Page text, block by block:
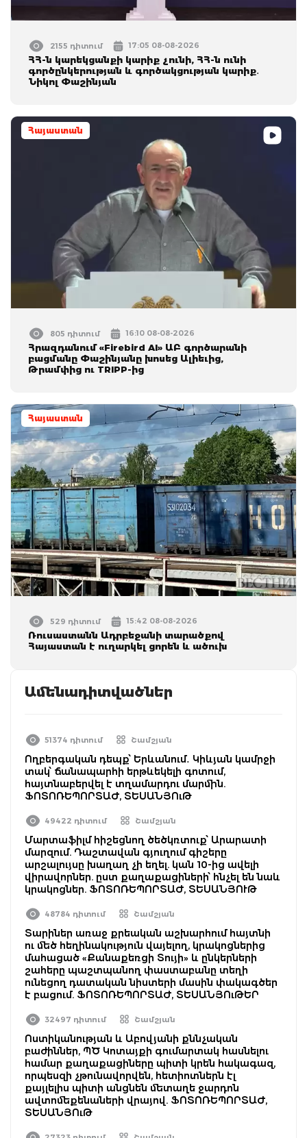
2155 դիտում 17:05 08-08-2026
ՀՀ-ն կարեկցանքի կարիք չունի, ՀՀ-ն ունի
գործընկերության և գործակցության կարիք․
Նիկոլ Փաշինյան
Հայաստան
805 դիտում 16:10 08-08-2026
Հրազդանում «Firebird AI» ԱԲ գործարանի
բացմանը Փաշինյանը խոսեց Ալիեւից,
Թրամփից ու TRIPP-ից
Հայաստան
529 դիտում 15:42 08-08-2026
Ռուսաստանն Ադրբեջանի տարածքով
Հայաստան է ուղարկել ցորեն և ածուխ
Ամենադիտվածներ
51374 դիտում Շամշյան
Ողբերգական դեպք՝ Երևանում․ Կիևյան կամրջի
տակ՝ ճանապարհի երթևեկելի գոտում,
հայտնաբերվել է տղամարդու մարմին.
ՖՈՏՈՌԵՊՈՐՏԱԺ, ՏԵՍԱՆՅՈւԹ
49422 դիտում Շամշյան
Մարտաֆիլմ հիշեցնող ծեծկռտուք՝ Արարատի
մարզում. Դաշտավան գյուղում գիշերը
արշալույսը խաղաղ չի եղել. կան 10-ից ավելի
վիրավորներ. ըստ քաղաքացիների՝ հնչել են նաև
կրակոցներ. ՖՈՏՈՌԵՊՈՐՏԱԺ, ՏԵՍԱՆՅՈՒԹ
48784 դիտում Շամշյան
Տարիներ առաջ քրեական աշխարհում հայտնի
ու մեծ հեղինակություն վայելող, կրակոցներից
մահացած «Քանաքեռցի Տույի» և ընկերների
շահերը պաշտպանող փաստաբանը տեղի
ունեցող դատական նիստերի մասին փակագծեր
է բացում. ՖՈՏՈՌԵՊՈՐՏԱԺ, ՏԵՍԱՆՅՈւԹԵՐ
32497 դիտում Շամշյան
Ոստիկանության և Աբովյանի քննչական
բաժիններ, ՊԾ Կոտայքի գումարտակ հասնելու
համար քաղաքացիները պիտի կրեն հակագազ,
որպեսզի չթունավորվեն, հետիոտներն էլ
քայլելիս պիտի անցնեն մետաղե ջարդոն
ավտոմեքենաների վրայով. ՖՈՏՈՌԵՊՈՐՏԱԺ,
ՏԵՍԱՆՅՈւԹ